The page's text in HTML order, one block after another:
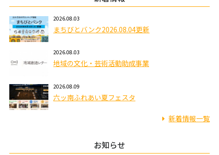
2026.08.03
まちびとバンク2026.08.04更新
2026.08.03
地域の文化・芸術活動助成事業
2026.08.09
六ッ南ふれあい夏フェスタ
新着情報一覧
お知らせ